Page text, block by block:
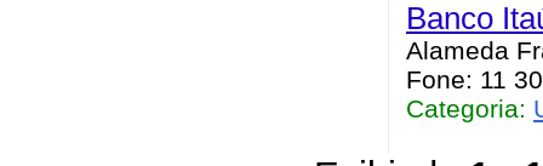
Banco
Alameda
Fone: 11
Categoria: